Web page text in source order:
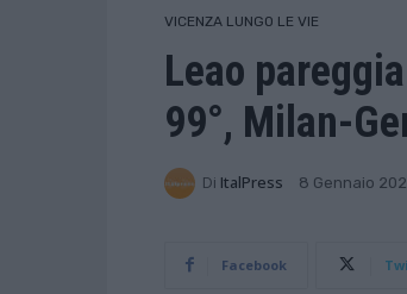
VICENZA LUNGO LE VIE
Leao
99°, Milan-
Di ItalPress 8 Gennaio
Facebook